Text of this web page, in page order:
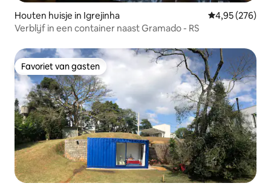
Houten huisje in Igrejinha Gemiddelde
4,95 (276)
Verblijf in een container naast Gramado - RS
Favoriet van gasten
Favoriet van gasten